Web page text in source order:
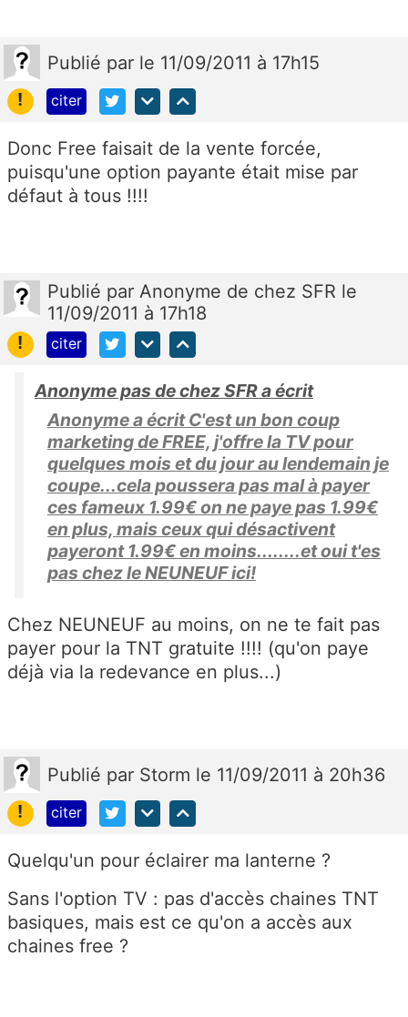
Publié par le 11/09/2011 à 17h15
!
citer
Donc Free faisait de la vente forcée,
puisqu'une option payante était mise par
défaut à tous !!!!
Publié par Anonyme de chez SFR le
11/09/2011 à 17h18
!
citer
Anonyme pas de chez SFR a écrit
Anonyme a écrit C'est un bon coup
marketing de FREE, j'offre la TV pour
quelques mois et du jour au lendemain je
coupe...cela poussera pas mal à payer
ces fameux 1.99€ on ne paye pas 1.99€
en plus, mais ceux qui désactivent
payeront 1.99€ en moins........et oui t'es
pas chez le NEUNEUF ici!
Chez NEUNEUF au moins, on ne te fait pas
payer pour la TNT gratuite !!!! (qu'on paye
déjà via la redevance en plus...)
Publié par Storm le 11/09/2011 à 20h36
!
citer
Quelqu'un pour éclairer ma lanterne ?
Sans l'option TV : pas d'accès chaines TNT
basiques, mais est ce qu'on a accès aux
chaines free ?